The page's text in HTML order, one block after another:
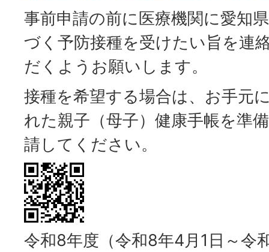
事前申請の前に医療機関に愛知
づく予防接種を受けたい旨を連
だくようお願いします。
接種を希望する場合は、お手元
れた親子（母子）健康手帳を準
請してください。
令和8年度（令和8年4月1日～令